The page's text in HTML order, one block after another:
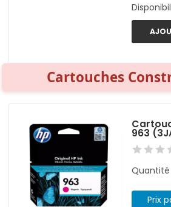
Cartouches
963
Quantité
Prix